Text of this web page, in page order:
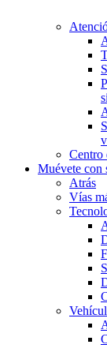
Centro
Muévete con
Atrás
Vías